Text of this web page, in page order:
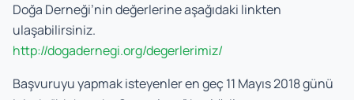
Doğa Derneği’nin değerlerine aşağıdaki linkten
ulaşabilirsiniz.
http://dogadernegi.org/degerlerimiz/
Başvuruyu yapmak isteyenler en geç 11 Mayıs 2018 günü